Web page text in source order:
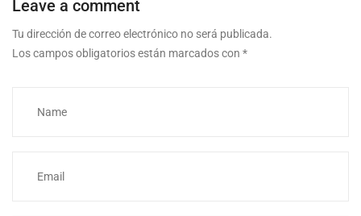
Leave a comment
Tu dirección de correo electrónico no será publicada.
Los campos obligatorios están marcados con *